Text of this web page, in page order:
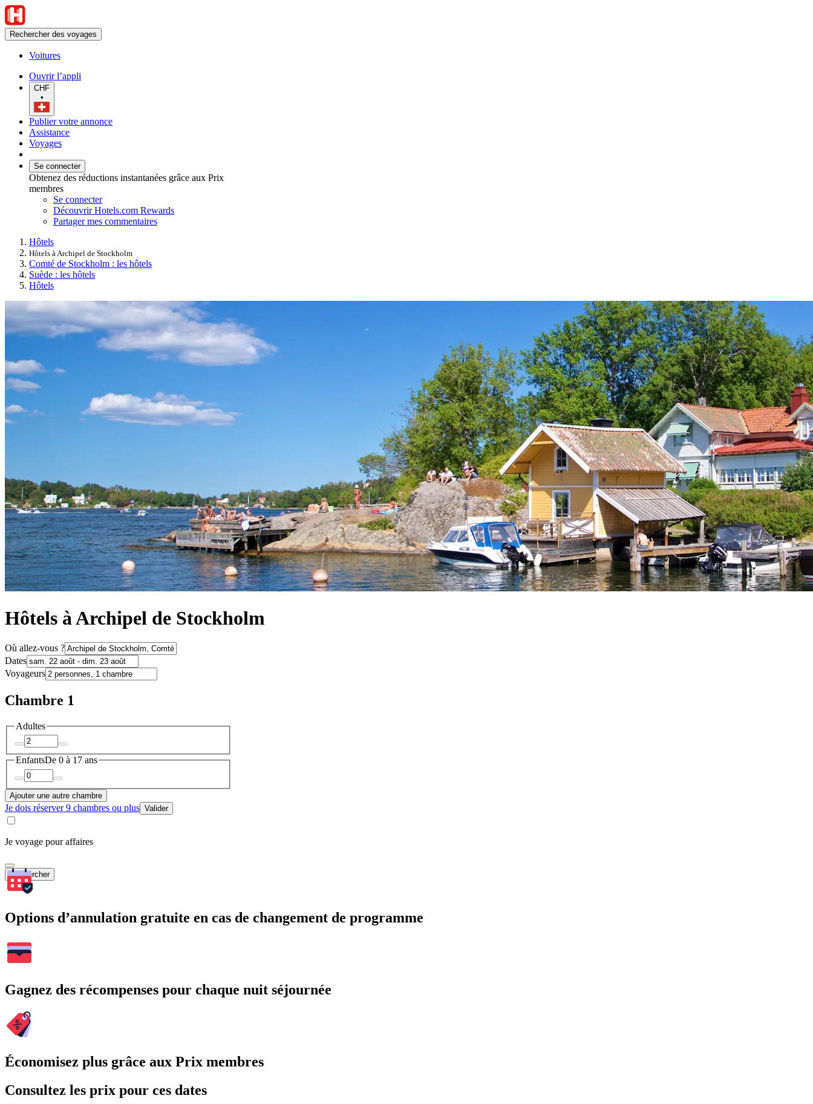
Rechercher des voyages
Voitures
Ouvrir l’appli
CHF
•
Publier votre annonce
Assistance
Voyages
Se connecter
Obtenez des réductions instantanées grâce aux Prix
membres
Se connecter
Découvrir Hotels.com Rewards
Partager mes commentaires
Hôtels
Hôtels à Archipel de Stockholm
Comté de Stockholm : les hôtels
Suède : les hôtels
Hôtels
Hôtels à Archipel de Stockholm
Où allez-vous ?
Dates
Voyageurs
Chambre 1
Adultes
EnfantsDe 0 à 17 ans
Ajouter une autre chambre
Je dois réserver 9 chambres ou plus Valider
Je voyage pour affaires
Rechercher
Options d’annulation gratuite en cas de changement de programme
Gagnez des récompenses pour chaque nuit séjournée
Économisez plus grâce aux Prix membres
Consultez les prix pour ces dates